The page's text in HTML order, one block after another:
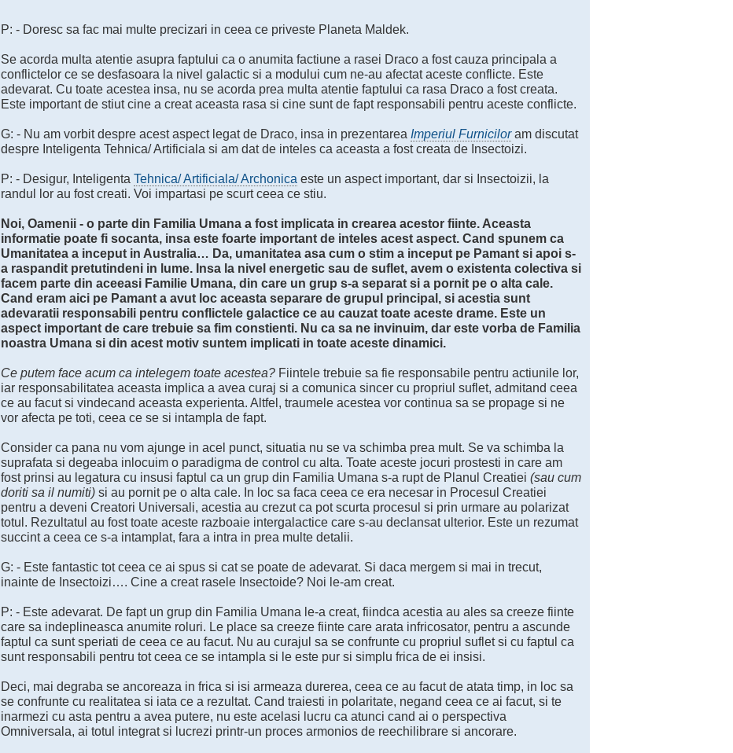
P: - Doresc sa fac mai multe precizari in ceea ce priveste Planeta Maldek.
Se acorda multa atentie asupra faptului ca o anumita factiune a rasei Draco a fost cauza principala a
conflictelor ce se desfasoara la nivel galactic si a modului cum ne-au afectat aceste conflicte. Este
adevarat. Cu toate acestea insa, nu se acorda prea multa atentie faptului ca rasa Draco a fost creata.
Este important de stiut cine a creat aceasta rasa si cine sunt de fapt responsabili pentru aceste conflicte.
G: - Nu am vorbit despre acest aspect legat de Draco, insa in prezentarea Imperiul Furniciloram discutat
despre Inteligenta Tehnica/ Artificiala si am dat de inteles ca aceasta a fost creata de Insectoizi.
P: - Desigur, Inteligenta Tehnica/ Artificiala/ Archonica este un aspect important, dar si Insectoizii, la
randul lor au fost creati. Voi impartasi pe scurt ceea ce stiu.
Noi, Oamenii - o parte din Familia Umana a fost implicata in crearea acestor fiinte. Aceasta
informatie poate fi socanta, insa este foarte important de inteles acest aspect. Cand spunem ca
Umanitatea a inceput in Australia… Da, umanitatea asa cum o stim a inceput pe Pamant si apoi s-
a raspandit pretutindeni in lume. Insa la nivel energetic sau de suflet, avem o existenta colectiva si
facem parte din aceeasi Familie Umana, din care un grup s-a separat si a pornit pe o alta cale.
Cand eram aici pe Pamant a avut loc aceasta separare de grupul principal, si acestia sunt
adevaratii responsabili pentru conflictele galactice ce au cauzat toate aceste drame. Este un
aspect important de care trebuie sa fim constienti. Nu ca sa ne invinuim, dar este vorba de Familia
noastra Umana si din acest motiv suntem implicati in toate aceste dinamici.
Ce putem face acum ca intelegem toate acestea?Fiintele trebuie sa fie responsabile pentru actiunile lor,
iar responsabilitatea aceasta implica a avea curaj si a comunica sincer cu propriul suflet, admitand ceea
ce au facut si vindecand aceasta experienta. Altfel, traumele acestea vor continua sa se propage si ne
vor afecta pe toti, ceea ce se si intampla de fapt.
Consider ca pana nu vom ajunge in acel punct, situatia nu se va schimba prea mult. Se va schimba la
suprafata si degeaba inlocuim o paradigma de control cu alta. Toate aceste jocuri prostesti in care am
fost prinsi au legatura cu insusi faptul ca un grup din Familia Umana s-a rupt de Planul Creatiei (sau cum
doriti sa il numiti)si au pornit pe o alta cale. In loc sa faca ceea ce era necesar in Procesul Creatiei
pentru a deveni Creatori Universali, acestia au crezut ca pot scurta procesul si prin urmare au polarizat
totul. Rezultatul au fost toate aceste razboaie intergalactice care s-au declansat ulterior. Este un rezumat
succint a ceea ce s-a intamplat, fara a intra in prea multe detalii.
G: - Este fantastic tot ceea ce ai spus si cat se poate de adevarat. Si daca mergem si mai in trecut,
inainte de Insectoizi…. Cine a creat rasele Insectoide? Noi le-am creat.
P: - Este adevarat. De fapt un grup din Familia Umana le-a creat, fiindca acestia au ales sa creeze fiinte
care sa indeplineasca anumite roluri. Le place sa creeze fiinte care arata infricosator, pentru a ascunde
faptul ca sunt speriati de ceea ce au facut. Nu au curajul sa se confrunte cu propriul suflet si cu faptul ca
sunt responsabili pentru tot ceea ce se intampla si le este pur si simplu frica de ei insisi.
Deci, mai degraba se ancoreaza in frica si isi armeaza durerea, ceea ce au facut de atata timp, in loc sa
se confrunte cu realitatea si iata ce a rezultat. Cand traiesti in polaritate, negand ceea ce ai facut, si te
inarmezi cu asta pentru a avea putere, nu este acelasi lucru ca atunci cand ai o perspectiva
Omniversala, ai totul integrat si lucrezi printr-un proces armonios de reechilibrare si ancorare.